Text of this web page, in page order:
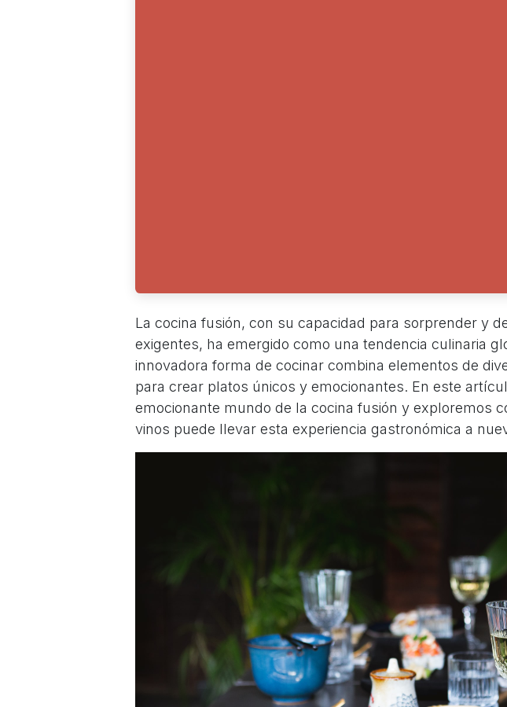
La cocina fusión, con su capacidad para sorprender y
exigentes, ha emergido como una tendencia culinaria
innovadora forma de cocinar combina elementos de
para crear platos únicos y emocionantes. En este
emocionante mundo de la cocina fusión y exploremos
vinos puede llevar esta experiencia gastronómica a